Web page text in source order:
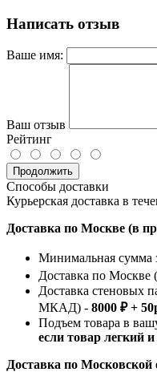
Написать отзыв
Ваше имя:
Ваш отзыв
Рейтинг
Продолжить
Способы доставки
Курьерская доставка в
Доставка по Москве (в
Минимальная сумма
Доставка по
Доставка стеновых
МКАД) - 8000 ₽ +
Подъем товара в
если товар легкий
Доставка по